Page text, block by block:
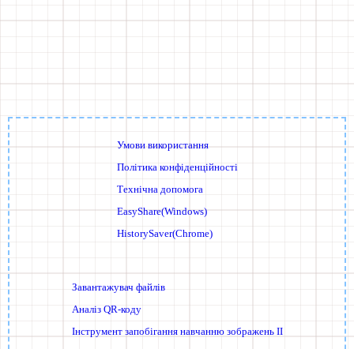
Умови використання
Політика конфіденційності
Технічна допомога
EasyShare(Windows)
HistorySaver(Chrome)
Завантажувач файлів
Аналіз QR-коду
Інструмент запобігання навчанню зображень ІІ